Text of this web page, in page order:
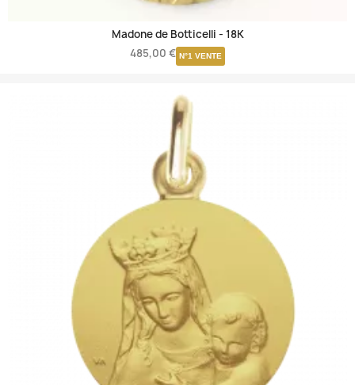
Madone de Botticelli - 18K
485,00 € N°1 VENTE